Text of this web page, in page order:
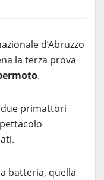
d’Abruzzo
la terza prova
.
due primattori
batteria, quella